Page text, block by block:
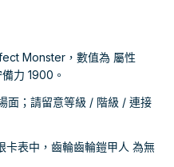
Monster，數值為 屬性
力 1900。
面；請留意等級 / 階級 / 連接
卡表中，齒輪齒輪鎧甲人 為無